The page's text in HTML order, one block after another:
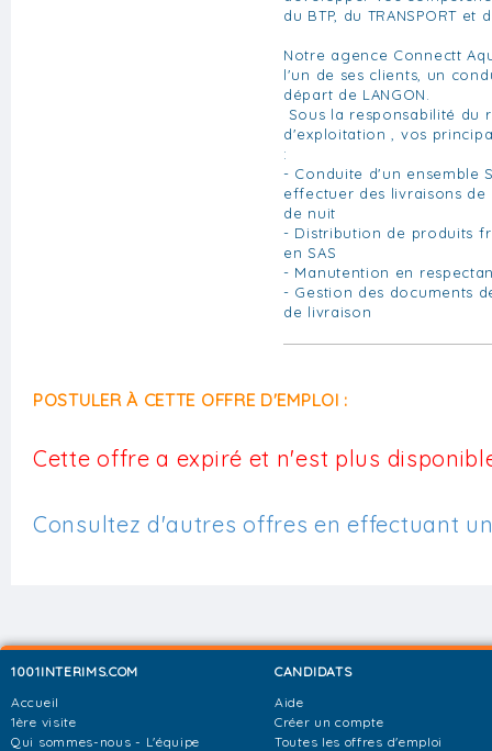
du BTP, du TRANSPORT et
Notre agence Connectt
l'un de ses clients, un
départ de LANGON.
Sous la responsabilité du
d'exploitation , vos
:
- Conduite d'un ensemble
effectuer des livraisons
de nuit
- Distribution de produits
en SAS
- Manutention en
- Gestion des documents
de livraison
POSTULER À CETTE OFFRE D'EMPLOI :
Cette offre a expiré et n'est plus
Consultez d'autres offres en effectuant
1001INTERIMS.COM
Accueil
1ère visite
Qui sommes-nous - L'équipe
CANDIDATS
Aide
Créer un compte
Toutes les offres d'emploi